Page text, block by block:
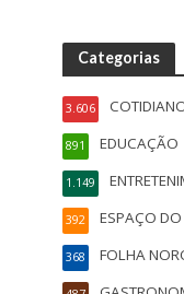
Categorias
3.606
EDUCAÇÃO
891
1.149
ESPAÇO DO
392
FOLHA
368